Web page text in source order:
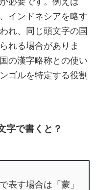
インドネシアを略す
れ、同じ頭文字の国
れる場合がありま
の漢字略称との使い
ゴルを特定する役割
字で書くと？
表す場合は「蒙」